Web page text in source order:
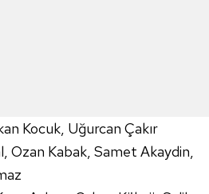
Kocuk, Uğurcan Çakır
Ozan Kabak, Samet Akaydin,